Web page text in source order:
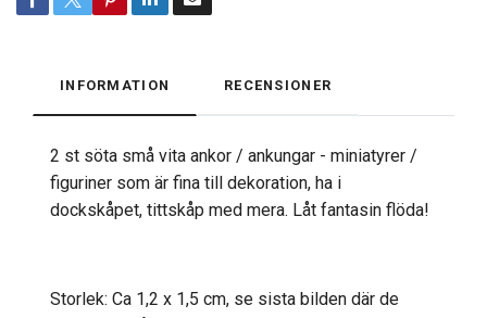
INFORMATION RECENSIONER
2 st söta små vita ankor / ankungar - miniatyrer /
figuriner som är fina till dekoration, ha i
dockskåpet, tittskåp med mera. Låt fantasin flöda!
Storlek: Ca 1,2 x 1,5 cm, se sista bilden där de